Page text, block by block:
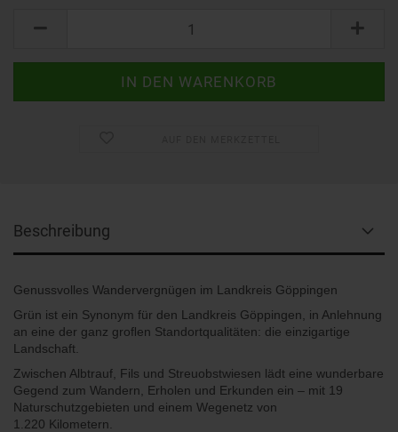
Beschreibung
Genussvolles Wandervergnügen im Landkreis Göppingen
Grün ist ein Synonym für den Landkreis Göppingen, in Anlehnung
an eine der ganz groﬂen Standortqualitäten: die einzigartige
Landschaft.
Zwischen Albtrauf, Fils und Streuobstwiesen lädt eine wunderbare
Gegend zum Wandern, Erholen und Erkunden ein – mit 19
Naturschutzgebieten und einem Wegenetz von
1.220 Kilometern.